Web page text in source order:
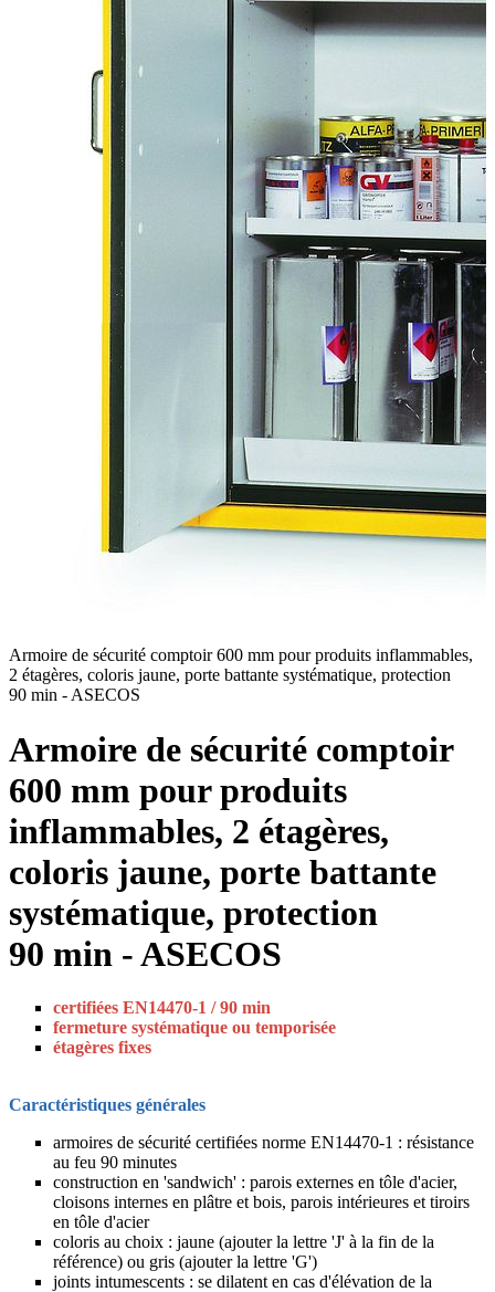
Armoire de sécurité comptoir 600 mm pour produits inflammables,
2 étagères, coloris jaune, porte battante systématique, protection
90 min - ASECOS
Armoire de sécurité comptoir
600 mm pour produits
inflammables, 2 étagères,
coloris jaune, porte battante
systématique, protection
90 min - ASECOS
certifiées EN14470-1 / 90 min
fermeture systématique ou temporisée
étagères fixes
Caractéristiques générales
armoires de sécurité certifiées norme EN14470-1 : résistance
au feu 90 minutes
construction en 'sandwich' : parois externes en tôle d'acier,
cloisons internes en plâtre et bois, parois intérieures et tiroirs
en tôle d'acier
coloris au choix : jaune (ajouter la lettre 'J' à la fin de la
référence) ou gris (ajouter la lettre 'G')
joints intumescents : se dilatent en cas d'élévation de la